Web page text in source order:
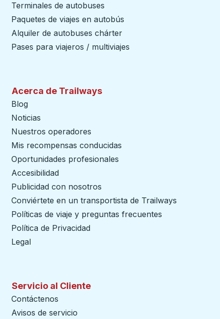
Terminales de autobuses
Paquetes de viajes en autobús
Alquiler de autobuses chárter
Pases para viajeros / multiviajes
Acerca de Trailways
Blog
Noticias
Nuestros operadores
Mis recompensas conducidas
Oportunidades profesionales
Accesibilidad
Publicidad con nosotros
Conviértete en un transportista de Trailways
Políticas de viaje y preguntas frecuentes
Política de Privacidad
Legal
Servicio al Cliente
Contáctenos
Avisos de servicio